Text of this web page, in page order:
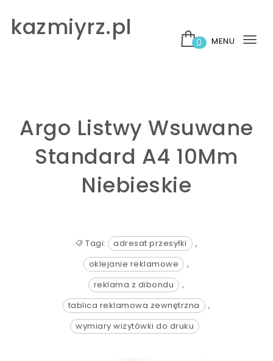
kazmiyrz.pl
0 MENU
Argo Listwy Wsuwane
Standard A4 10Mm
Niebieskie
Tagi: adresat przesyłki
,
oklejanie reklamowe
,
reklama z dibondu
,
tablica reklamowa zewnętrzna
,
wymiary wizytówki do druku